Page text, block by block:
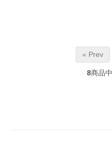
« Prev
8商品中